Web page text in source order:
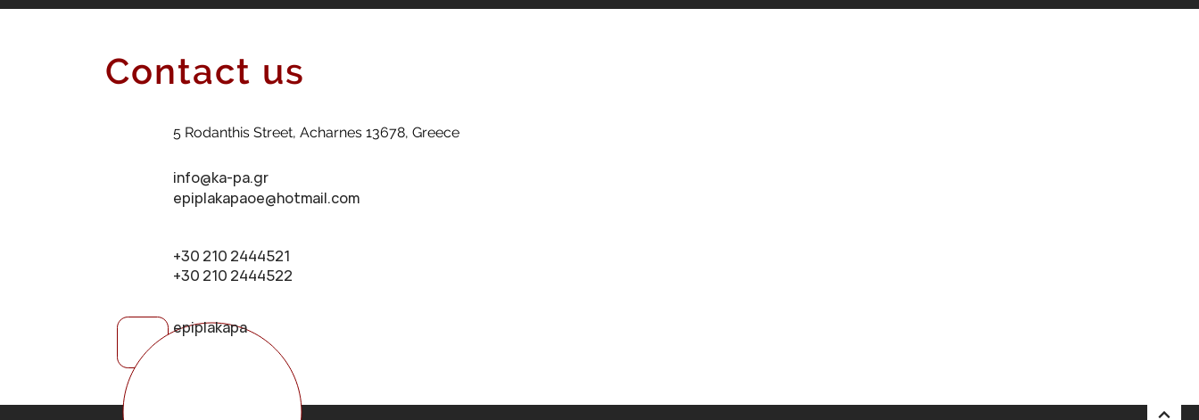
Contact us
5 Rodanthis Street, Acharnes 13678, Greece
info@ka-pa.gr
epiplakapaoe@hotmail.com
+30 210 2444521
+30 210 2444522
epiplakapa